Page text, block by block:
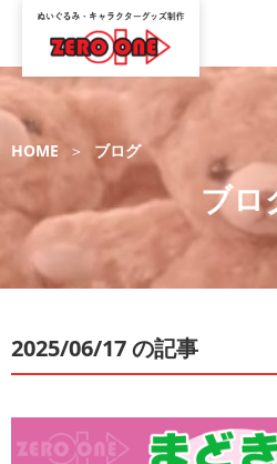
HOME ブログ
ブロ
2025/06/17 の記事